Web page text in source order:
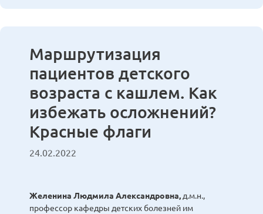
Маршрутизация
пациентов детского
возраста с кашлем. Как
избежать осложнений?
Красные флаги
24.02.2022
Желенина Людмила Александровна,д.м.н.,
профессор кафедры детских болезней им